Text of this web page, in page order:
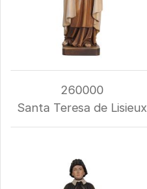
260000
Santa Teresa de Lisieux